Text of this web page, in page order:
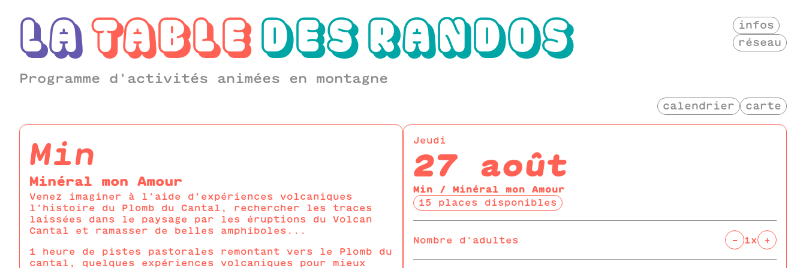
LATABLE DES RANDOS
Programme d'activités animées en montagne
infos
réseau
calendrier carte
min
Minéral mon Amour
Venez imaginer à l’aide d’expériences volcaniques
l’histoire du Plomb du Cantal, rechercher les traces
laissées dans le paysage par les éruptions du Volcan
Cantal et ramasser de belles amphiboles...
1 heure de pistes pastorales remontant vers le Plomb du
cantal, quelques expériences volcaniques pour mieux
Jeudi
27 août
Min / Minéral mon Amour
15 places disponibles
Nombre d'adultes - 1x +